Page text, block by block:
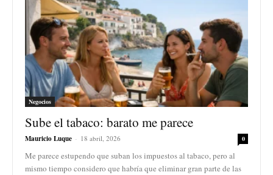
Negocios
Sube el tabaco: barato me parece
Mauricio Luque - 18 abril, 2026 0
Me parece estupendo que suban los impuestos al tabaco, pero al
mismo tiempo considero que habría que eliminar gran parte de las